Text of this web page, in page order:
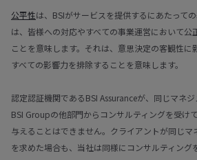
公平性は、BSIがサービスを提供するにあたって
は、皆様への対応やすべての事業運営において公
ことを意味します。それは、意思決定の客観性に
すべての影響力を排除することを意味します。
認定認証機関であるBSI Assuranceが、同じマネジ
BSI Groupの他部門からコンサルティングを受け
与えることはできません。クライアントが同じマ
を求めた場合も、当社は同様にコンサルティング